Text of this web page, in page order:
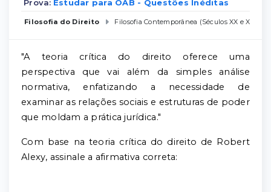
Prova: Estudar para OAB - Questões Inéditas
Filosofia do Direito Filosofia Contemporânea (Séculos XX e XXI)
"A teoria crítica do direito oferece uma
perspectiva que vai além da simples análise
normativa, enfatizando a necessidade de
examinar as relações sociais e estruturas de poder
que moldam a prática jurídica."
Com base na teoria crítica do direito de Robert
Alexy, assinale a afirmativa correta: